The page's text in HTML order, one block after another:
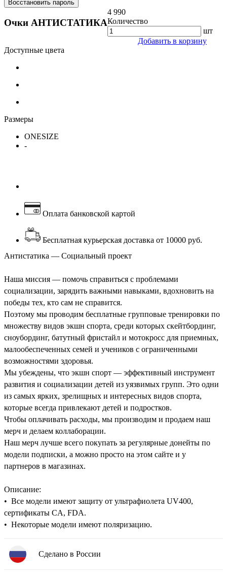
Восстановить пароль
Очки АНТИСТАТИКА
Антистатика — Социальный проект
Наша миссия — помочь справиться с проблемами
социализации, зарядить важными навыками, вдохновить на
победы тех, кто сам не справится.
Поэтому мы проводим бесплатные групповые тренировки по
множеству видов экшн спорта, среди которых скейтбординг,
сноубординг, батутный фристайл и мотокросс для приемных,
малообеспеченных семей и учеников с ограниченными
возможностями здоровья.
Мы убеждены, что экшн спорт — эффективный инструмент
развития и социализации детей из уязвимых групп. Это одни
из самых ярких, зрелищных и интересных видов спорта,
которые всегда привлекают детей и подростков.
Чтобы оплачивать расходы, мы производим и продаем наш
мерч и делаем коллаборации.
Наш мерч лучше всего покупать за регулярные донейты по
модели подписки, а можно просто на этом сайте и у
партнеров в магазинах.
Описание:
• Все модели имеют защиту от ультрафиолета UV400,
сертификаты CA, FDA.
• Некоторые модели имеют поляризацию.
Сделано в России
Доступные цвета
Размеры
ONESIZE
-
4 990
Количество
шт
Добавить в корзину
Оплата банковской картой
Бесплатная курьерская доставка от 10000 руб.